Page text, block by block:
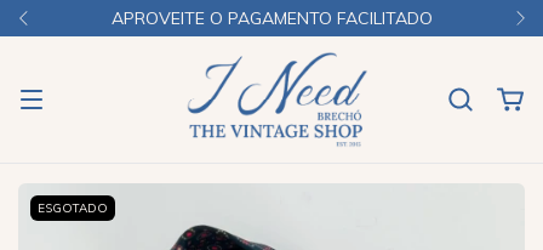
APROVEITE O PAGAMENTO FACILITADO
ESGOTADO